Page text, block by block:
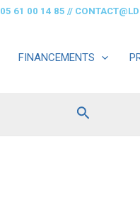
05 61 00 14 85 //
FINANCEMENTS
Rechercher